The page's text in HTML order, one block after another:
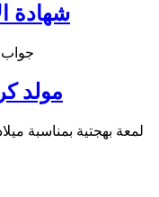
شهادة
جواب
مولد
لمعة بهجتية بمناسبة